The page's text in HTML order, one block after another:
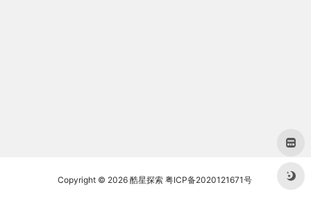
Copyright © 2026 酷星探索 粤ICP备2020121671号